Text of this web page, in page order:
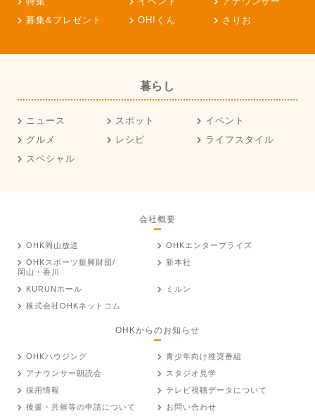
募集&プレゼント
OH!くん さりお
暮らし
ニュース スポット
イベント
グルメ
レシピ
ライフスタイル
スペシャル
会社概要
OHK岡山放送
OHKエンタープライズ
OHKスポーツ振興財団/
岡山・香川
新本社
KURUNホール
ミルン
株式会社OHKネットコム
OHKからのお知らせ
OHKハウジング
青少年向け推奨番組
アナウンサー朗読会
スタジオ見学
採用情報
テレビ視聴データについて
後援・共催等の申請について
お問い合わせ